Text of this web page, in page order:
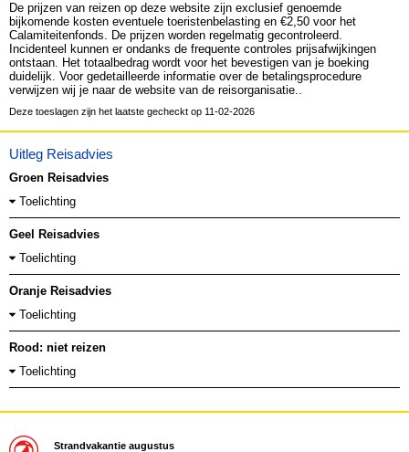
Strandvakantie augustus
De prijzen van reizen op deze website zijn exclusief genoemde
bijkomende kosten eventuele toeristenbelasting en €2,50 voor het
Calamiteitenfonds. De prijzen worden regelmatig gecontroleerd.
Incidenteel kunnen er ondanks de frequente controles prijsafwijkingen
ontstaan. Het totaalbedrag wordt voor het bevestigen van je boeking
duidelijk. Voor gedetailleerde informatie over de betalingsprocedure
verwijzen wij je naar de website van de reisorganisatie..
Deze toeslagen zijn het laatste gecheckt op 11-02-2026
Uitleg Reisadvies
Groen Reisadvies
Toelichting
Geel Reisadvies
Toelichting
Oranje Reisadvies
Toelichting
Rood: niet reizen
Toelichting